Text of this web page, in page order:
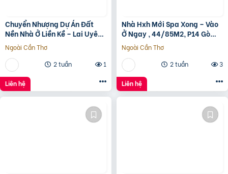
Chuyển Nhượng Dự Án Đất
Nền Nhà Ở Liền Kề – Lai Uyên,
Bầu Bàng, Bình Dương
Ngoài Cần Thơ
2 tuần
1
Liên hệ
Nhà Hxh Mới Spa Xong – Vào
Ở Ngay , 44/85M2, P14 Gò
Vấp, Giá 4.X Tỷ
Ngoài Cần Thơ
2 tuần
3
Liên hệ